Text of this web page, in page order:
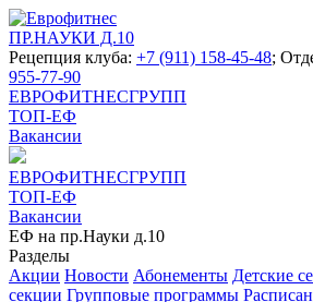
ПР.НАУКИ Д.10
Рецепция клуба: +7 (911) 158-45-48;
955-77-90
ЕВРОФИТНЕСГРУПП
ТОП-ЕФ
Вакансии
ЕВРОФИТНЕСГРУПП
ТОП-ЕФ
Вакансии
ЕФ на пр.Науки д.10
Разделы
Акции Новости Абонементы Детские
секции Групповые программы